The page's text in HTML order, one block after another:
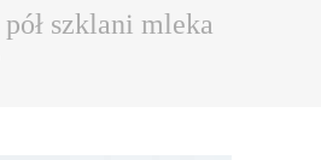
pół szklani mleka